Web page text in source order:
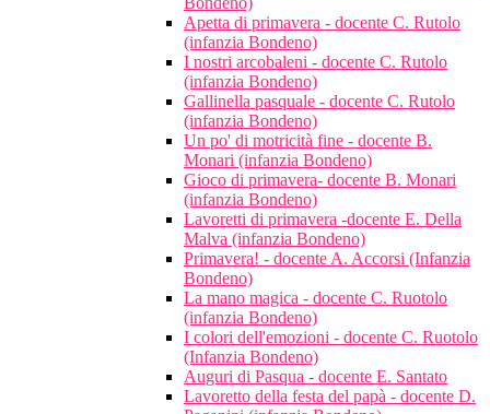
Apetta di primavera - docente C. Rutolo
(infanzia Bondeno)
I nostri arcobaleni - docente C. Rutolo
(infanzia Bondeno)
Gallinella pasquale - docente C. Rutolo
(infanzia Bondeno)
Un po' di motricità fine - docente B.
Monari (infanzia Bondeno)
Gioco di primavera- docente B. Monari
(infanzia Bondeno)
Lavoretti di primavera -docente E. Della
Malva (infanzia Bondeno)
Primavera! - docente A. Accorsi (Infanzia
Bondeno)
La mano magica - docente C. Ruotolo
(infanzia Bondeno)
I colori dell'emozioni - docente C. Ruotolo
(Infanzia Bondeno)
Auguri di Pasqua - docente E. Santato
Lavoretto della festa del papà - docente D.